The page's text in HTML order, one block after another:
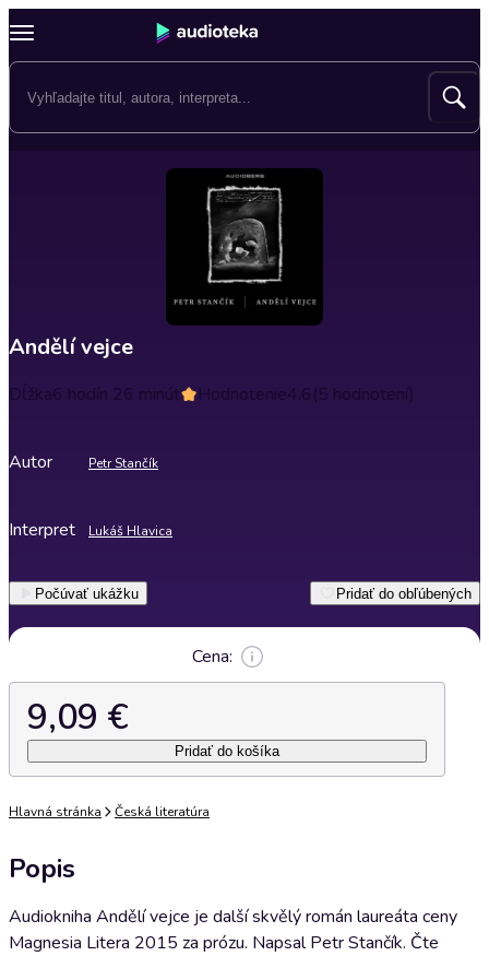
Andělí vejce
Dĺžka6 hodín 26 minút Hodnotenie4.6(5 hodnotení)
Autor Petr Stančík
Interpret Lukáš Hlavica
Počúvať ukážku Pridať do obľúbených
Cena:
9,09 €
Pridať do košíka
Hlavná stránka Česká literatúra
Popis
Audiokniha Andělí vejce je další skvělý román laureáta ceny
Magnesia Litera 2015 za prózu. Napsal Petr Stančík. Čte